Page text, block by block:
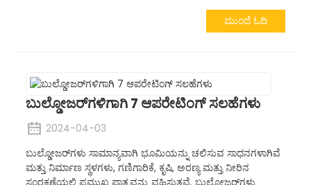
ಮುಂದೆ ಓದಿ
ಬುಲ್ಡೋಜರ್‌ಗಳಿಗಾಗಿ 7 ಆಪರೇಟಿಂಗ್ ಸಲಹೆಗಳು
2024-04-03
ಬುಲ್ಡೋಜರ್‌ಗಳು ಸಾಮಾನ್ಯವಾಗಿ ಭೂಮಿಯನ್ನು ಚಲಿಸುವ ಸಾಧನಗಳಾಗಿವೆ
ಮತ್ತು ನಿರ್ಮಾಣ ಸ್ಥಳಗಳು, ಗಣಿಗಾರಿಕೆ, ಕೃಷಿ, ಅರಣ್ಯ ಮತ್ತು ನೀರಿನ
ಸಂರಕ್ಷಣೆಯಲ್ಲಿ ಪ್ರಮುಖ ಪಾತ್ರವನ್ನು ವಹಿಸುತ್ತವೆ. ಬುಲ್ಡೋಜರ್‌ಗಳು